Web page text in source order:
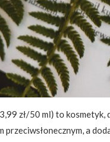
zł/50 ml) to
przeciwsłonecznym, a